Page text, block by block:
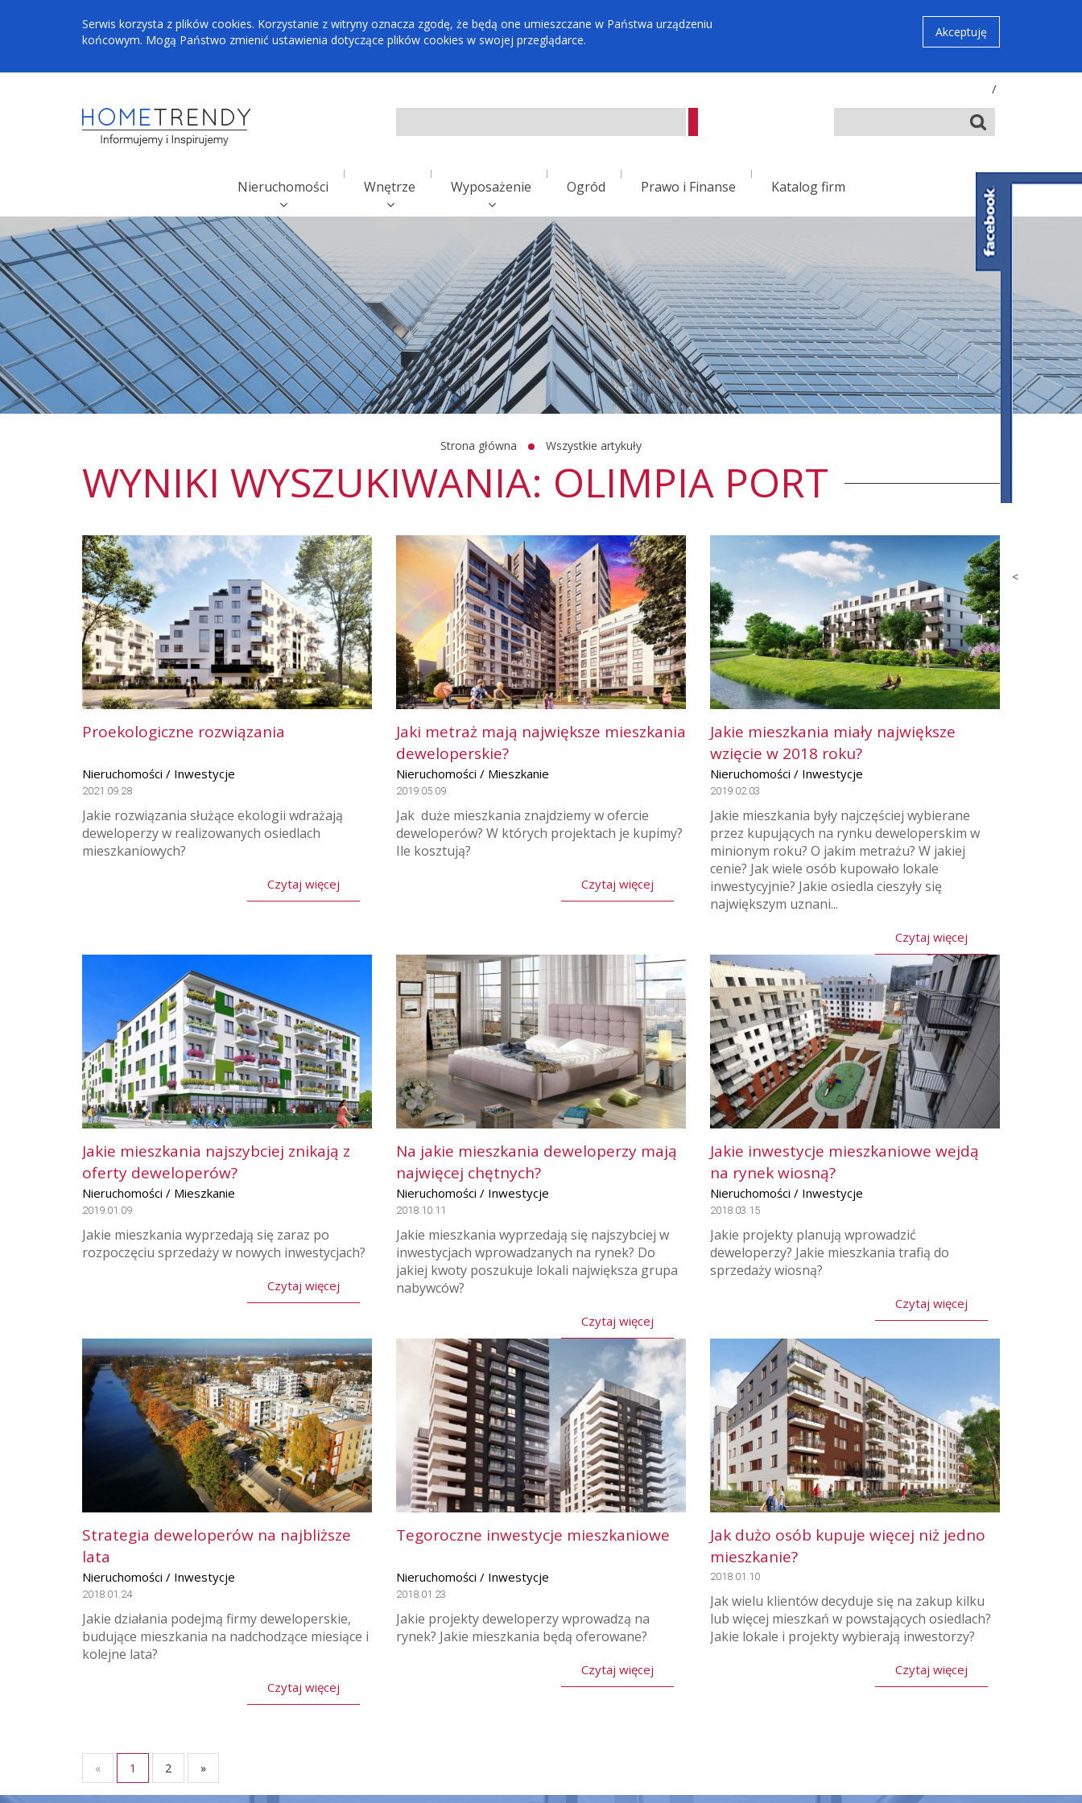
<
Serwis korzysta z plików cookies. Korzystanie z witryny oznacza zgodę, że będą one umieszczane w Państwa urządzeniu
końcowym. Mogą Państwo zmienić ustawienia dotyczące plików cookies w swojej przeglądarce.
Akceptuję
/
Nieruchomości Wnętrze Wyposażenie Ogród Prawo i Finanse Katalog firm
Strona główna Wszystkie artykuły
WYNIKI WYSZUKIWANIA: OLIMPIA PORT
Proekologiczne rozwiązania
Nieruchomości / Inwestycje
2021.09.28
Jakie rozwiązania służące ekologii wdrażają
deweloperzy w realizowanych osiedlach
mieszkaniowych?
Czytaj więcej
Jaki metraż mają największe mieszkania
deweloperskie?
Nieruchomości / Mieszkanie
2019.05.09
Jak duże mieszkania znajdziemy w ofercie
deweloperów? W których projektach je kupimy?
Ile kosztują?
Czytaj więcej
Jakie mieszkania miały największe
wzięcie w 2018 roku?
Nieruchomości / Inwestycje
2019.02.03
Jakie mieszkania były najczęściej wybierane
przez kupujących na rynku deweloperskim w
minionym roku? O jakim metrażu? W jakiej
cenie? Jak wiele osób kupowało lokale
inwestycyjnie? Jakie osiedla cieszyły się
największym uznani...
Czytaj więcej
Jakie mieszkania najszybciej znikają z
oferty deweloperów?
Nieruchomości / Mieszkanie
2019.01.09
Jakie mieszkania wyprzedają się zaraz po
rozpoczęciu sprzedaży w nowych inwestycjach?
Czytaj więcej
Na jakie mieszkania deweloperzy mają
najwięcej chętnych?
Nieruchomości / Inwestycje
2018.10.11
Jakie mieszkania wyprzedają się najszybciej w
inwestycjach wprowadzanych na rynek? Do
jakiej kwoty poszukuje lokali największa grupa
nabywców?
Czytaj więcej
Jakie inwestycje mieszkaniowe wejdą
na rynek wiosną?
Nieruchomości / Inwestycje
2018.03.15
Jakie projekty planują wprowadzić
deweloperzy? Jakie mieszkania trafią do
sprzedaży wiosną?
Czytaj więcej
Strategia deweloperów na najbliższe
lata
Nieruchomości / Inwestycje
2018.01.24
Jakie działania podejmą firmy deweloperskie,
budujące mieszkania na nadchodzące miesiące i
kolejne lata?
Czytaj więcej
Tegoroczne inwestycje mieszkaniowe
Nieruchomości / Inwestycje
2018.01.23
Jakie projekty deweloperzy wprowadzą na
rynek? Jakie mieszkania będą oferowane?
Czytaj więcej
Jak dużo osób kupuje więcej niż jedno
mieszkanie?
2018.01.10
Jak wielu klientów decyduje się na zakup kilku
lub więcej mieszkań w powstających osiedlach?
Jakie lokale i projekty wybierają inwestorzy?
Czytaj więcej
« 1 2 »